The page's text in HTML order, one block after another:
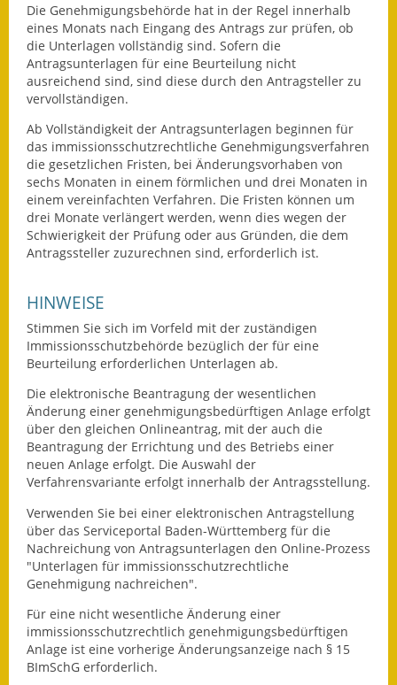
Die Genehmigungsbehörde hat in der Regel innerhalb
eines Monats nach Eingang des Antrags zur prüfen, ob
die Unterlagen vollständig sind. Sofern die
Antragsunterlagen für eine Beurteilung nicht
ausreichend sind, sind diese durch den Antragsteller zu
vervollständigen.
Ab Vollständigkeit der Antragsunterlagen beginnen für
das immissionsschutzrechtliche Genehmigungsverfahren
die gesetzlichen Fristen, bei Änderungsvorhaben von
sechs Monaten in einem förmlichen und drei Monaten in
einem vereinfachten Verfahren. Die Fristen können um
drei Monate verlängert werden, wenn dies wegen der
Schwierigkeit der Prüfung oder aus Gründen, die dem
Antragssteller zuzurechnen sind, erforderlich ist.
HINWEISE
Stimmen Sie sich im Vorfeld mit der zuständigen
Immissionsschutzbehörde bezüglich der für eine
Beurteilung erforderlichen Unterlagen ab.
Die elektronische Beantragung der wesentlichen
Änderung einer genehmigungsbedürftigen Anlage erfolgt
über den gleichen Onlineantrag, mit der auch die
Beantragung der Errichtung und des Betriebs einer
neuen Anlage erfolgt. Die Auswahl der
Verfahrensvariante erfolgt innerhalb der Antragsstellung.
Verwenden Sie bei einer elektronischen Antragstellung
über das Serviceportal Baden-Württemberg für die
Nachreichung von Antragsunterlagen den Online-Prozess
"Unterlagen für immissionsschutzrechtliche
Genehmigung nachreichen".
Für eine nicht wesentliche Änderung einer
immissionsschutzrechtlich genehmigungsbedürftigen
Anlage ist eine vorherige Änderungsanzeige nach § 15
BImSchG erforderlich.